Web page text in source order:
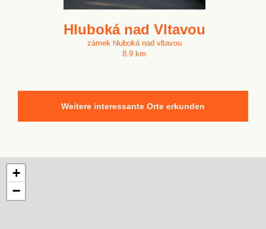
Hluboká nad Vltavou
zámek hluboká nad vltavou
8.9 km
Weitere interessante Orte erkunden
+
−